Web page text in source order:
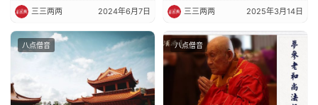
三三两两 2024年6月7日 三三两两 2025年3月14日
八点僧音 八点僧音